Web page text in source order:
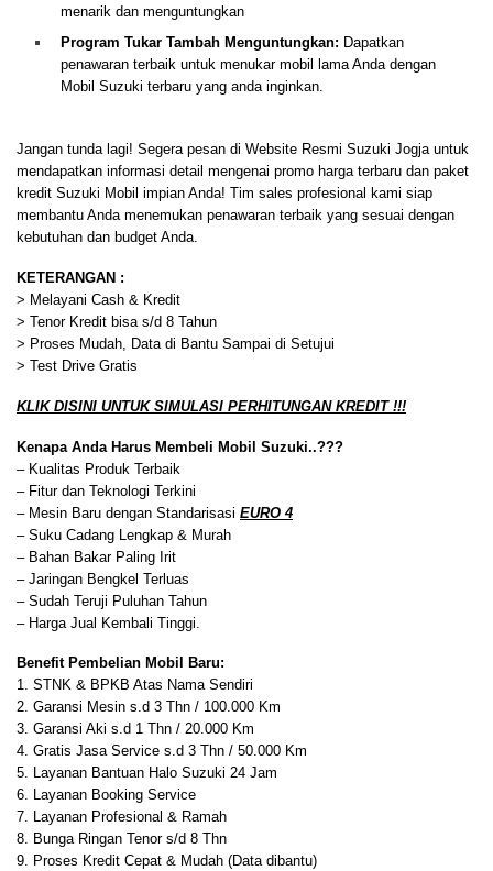
menarik dan menguntungkan
Program Tukar Tambah Menguntungkan: Dapatkan
penawaran terbaik untuk menukar mobil lama Anda dengan
Mobil Suzuki terbaru yang anda inginkan.
Jangan tunda lagi! Segera pesan di Website Resmi Suzuki Jogja untuk
mendapatkan informasi detail mengenai promo harga terbaru dan paket
kredit Suzuki Mobil impian Anda! Tim sales profesional kami siap
membantu Anda menemukan penawaran terbaik yang sesuai dengan
kebutuhan dan budget Anda.
KETERANGAN :
> Melayani Cash & Kredit
> Tenor Kredit bisa s/d 8 Tahun
> Proses Mudah, Data di Bantu Sampai di Setujui
> Test Drive Gratis
KLIK DISINI UNTUK SIMULASI PERHITUNGAN KREDIT !!!
Kenapa Anda Harus Membeli Mobil Suzuki..???
– Kualitas Produk Terbaik
– Fitur dan Teknologi Terkini
– Mesin Baru dengan Standarisasi EURO 4
– Suku Cadang Lengkap & Murah
– Bahan Bakar Paling Irit
– Jaringan Bengkel Terluas
– Sudah Teruji Puluhan Tahun
– Harga Jual Kembali Tinggi.
Benefit Pembelian Mobil Baru:
1. STNK & BPKB Atas Nama Sendiri
2. Garansi Mesin s.d 3 Thn / 100.000 Km
3. Garansi Aki s.d 1 Thn / 20.000 Km
4. Gratis Jasa Service s.d 3 Thn / 50.000 Km
5. Layanan Bantuan Halo Suzuki 24 Jam
6. Layanan Booking Service
7. Layanan Profesional & Ramah
8. Bunga Ringan Tenor s/d 8 Thn
9. Proses Kredit Cepat & Mudah (Data dibantu)